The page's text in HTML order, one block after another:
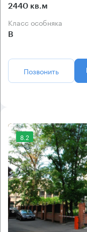
2440 кв.м
Класс особняка
B
Позвонить
8.2